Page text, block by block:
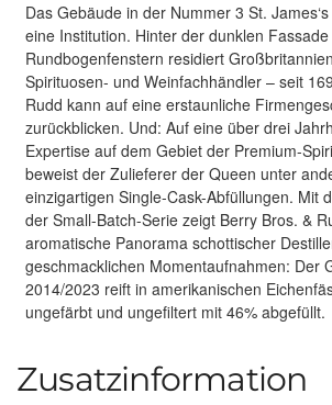
Das Gebäude in der Nummer 3 St.
eine Institution. Hinter der dunklen
Rundbogenfenstern residiert
Spirituosen- und Weinfachhändler – seit
Rudd kann auf eine erstaunliche
zurückblicken. Und: Auf eine über drei
Expertise auf dem Gebiet der Premium-
beweist der Zulieferer der Queen unter
einzigartigen Single-Cask-Abfüllungen. Mit
der Small-Batch-Serie zeigt Berry Bros. &
aromatische Panorama schottischer
geschmacklichen Momentaufnahmen: Der
2014/2023 reift in amerikanischen
ungefärbt und ungefiltert mit 46% abgefüllt.
Zusatzinformation